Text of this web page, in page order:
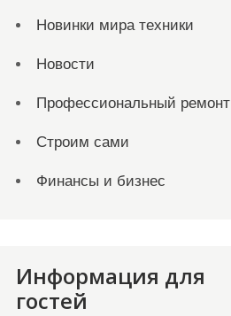
Новинки мира техники
Новости
Профессиональный ремонт
Строим сами
Финансы и бизнес
Информация для
гостей